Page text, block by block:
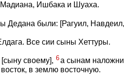
Ишбака и Шуаха.
Дедана были: [Рагуил,
Все сии сыны Хеттуры.
своему], 6а сынам
в землю восточную.